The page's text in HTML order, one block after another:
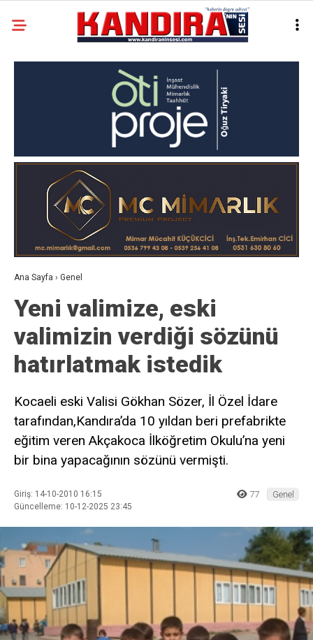
Ana Sayfa › Genel
Yeni valimize, eski
valimizin verdiği sözünü
hatırlatmak istedik
Kocaeli eski Valisi Gökhan Sözer, İl Özel İdare
tarafından,Kandıra’da 10 yıldan beri prefabrikte
eğitim veren Akçakoca İlköğretim Okulu’na yeni
bir bina yapacağının sözünü vermişti.
Giriş: 14-10-2010 16:15
Güncelleme: 10-12-2025 23:45
77 Genel